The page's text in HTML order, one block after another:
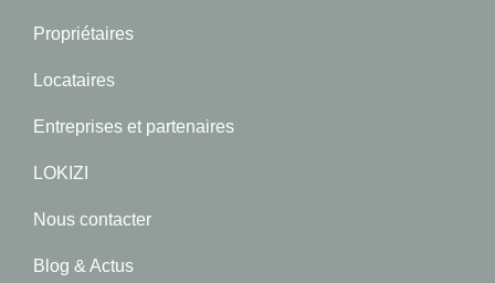
Propriétaires
Locataires
Entreprises et partenaires
LOKIZI
Nous contacter
Blog & Actus